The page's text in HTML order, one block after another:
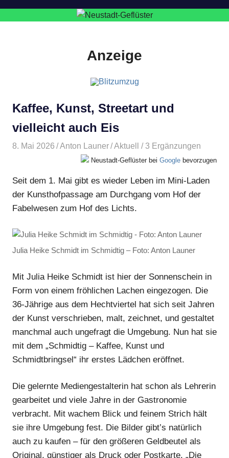
Anzeige
Kaffee, Kunst, Streetart und
vielleicht auch Eis
8. Mai 2026 Anton Launer Aktuell / 3 Ergänzungen
Neustadt-Geflüster bei Google bevorzugen
Seit dem 1. Mai gibt es wieder Leben im Mini-Laden
der Kunsthofpassage am Durchgang vom Hof der
Fabelwesen zum Hof des Lichts.
Julia Heike Schmidt im Schmidtig – Foto: Anton Launer
Mit Julia Heike Schmidt ist hier der Sonnenschein in
Form von einem fröhlichen Lachen eingezogen. Die
36-Jährige aus dem Hechtviertel hat sich seit Jahren
der Kunst verschrieben, malt, zeichnet, und gestaltet
manchmal auch ungefragt die Umgebung. Nun hat sie
mit dem „Schmidtig – Kaffee, Kunst und
Schmidtbringsel“ ihr erstes Lädchen eröffnet.
Die gelernte Mediengestalterin hat schon als Lehrerin
gearbeitet und viele Jahre in der Gastronomie
verbracht. Mit wachem Blick und feinem Strich hält
sie ihre Umgebung fest. Die Bilder gibt’s natürlich
auch zu kaufen – für den größeren Geldbeutel als
Original, günstiger als Druck oder Postkarte. „Die